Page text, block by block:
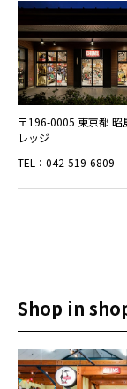
〒196-0005 東京都 昭
レッジ
TEL：042-519-6809
Shop in